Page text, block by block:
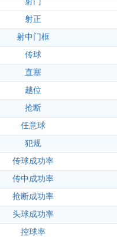
射正
射中门框
传球
直塞
越位
抢断
任意球
犯规
传球成功率
传中成功率
抢断成功率
头球成功率
控球率